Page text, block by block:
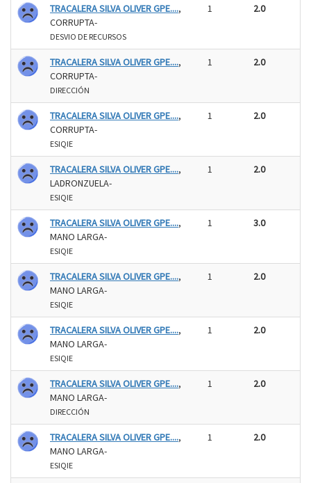
TRACALERA SILVA OLIVER GPE....,
CORRUPTA-
DESVIO DE RECURSOS
1 2.0
TRACALERA SILVA OLIVER GPE....,
CORRUPTA-
DIRECCIÓN
1 2.0
TRACALERA SILVA OLIVER GPE....,
CORRUPTA-
ESIQIE
1 2.0
TRACALERA SILVA OLIVER GPE....,
LADRONZUELA-
ESIQIE
1 2.0
TRACALERA SILVA OLIVER GPE....,
MANO LARGA-
ESIQIE
1 3.0
TRACALERA SILVA OLIVER GPE....,
MANO LARGA-
ESIQIE
1 2.0
TRACALERA SILVA OLIVER GPE....,
MANO LARGA-
ESIQIE
1 2.0
TRACALERA SILVA OLIVER GPE....,
MANO LARGA-
DIRECCIÓN
1 2.0
TRACALERA SILVA OLIVER GPE....,
MANO LARGA-
ESIQIE
1 2.0